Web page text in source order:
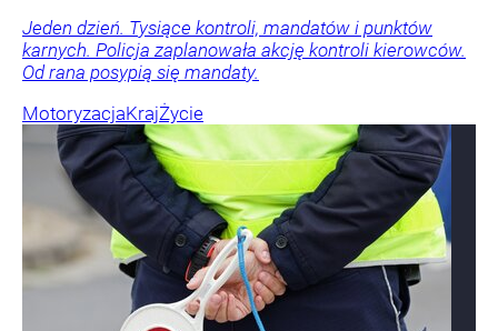
Jeden dzień. Tysiące kontroli, mandatów i punktów
karnych. Policja zaplanowała akcję kontroli kierowców.
Od rana posypią się mandaty.
MotoryzacjaKrajŻycie